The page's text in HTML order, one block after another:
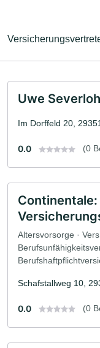
Uwe
Im Dorffeld 20,
0.0 (0
Altersvorsorge ·
Schafstallweg 10,
0.0 (0